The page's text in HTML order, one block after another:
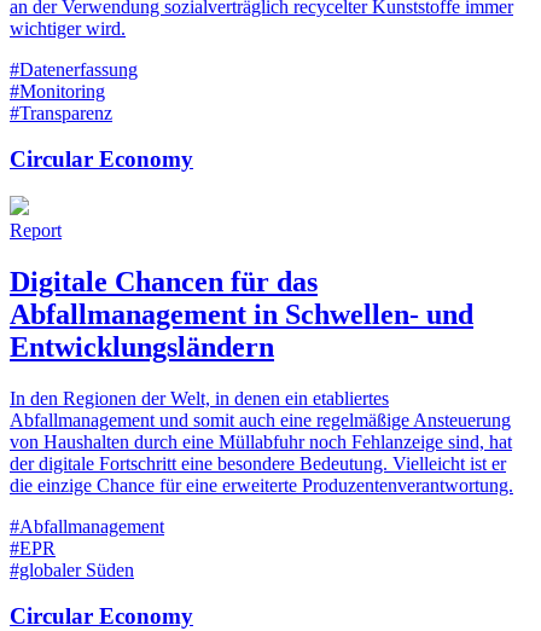
an der Verwendung sozialverträglich recycelter Kunststoffe immer
wichtiger wird.
#Datenerfassung
#Monitoring
#Transparenz
Circular Economy
Report
Digitale Chancen für das
Abfallmanagement in Schwellen- und
Entwicklungsländern
In den Regionen der Welt, in denen ein etabliertes
Abfallmanagement und somit auch eine regelmäßige Ansteuerung
von Haushalten durch eine Müllabfuhr noch Fehlanzeige sind, hat
der digitale Fortschritt eine besondere Bedeutung. Vielleicht ist er
die einzige Chance für eine erweiterte Produzentenverantwortung.
#Abfallmanagement
#EPR
#globaler Süden
Circular Economy